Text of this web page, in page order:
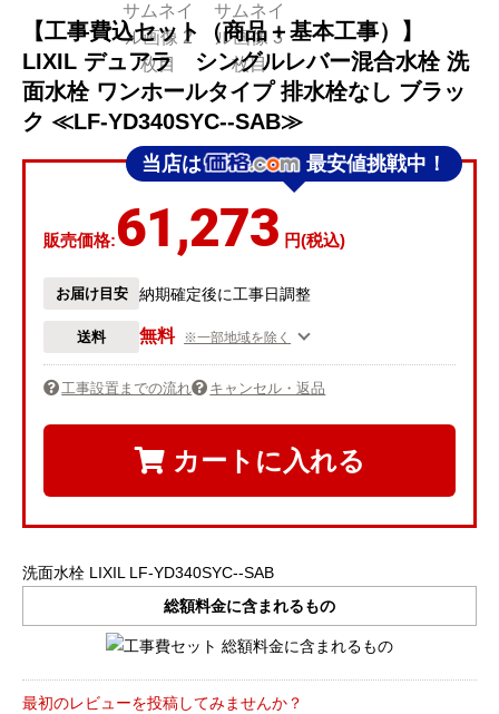
【工事費込セット（商品＋基本工事）】
LIXIL デュアラ シングルレバー混合水栓 洗
面水栓 ワンホールタイプ 排水栓なし ブラッ
ク ≪LF-YD340SYC--SAB≫
当店は 最安値挑戦中！
販売価格:61,273 円(税込)
お届け目安 納期確定後に工事日調整
送料 無料 ※一部地域を除く
工事設置までの流れ キャンセル・返品
カートに入れる
洗面水栓 LIXIL LF-YD340SYC--SAB
総額料金に含まれるもの
最初のレビューを投稿してみませんか？